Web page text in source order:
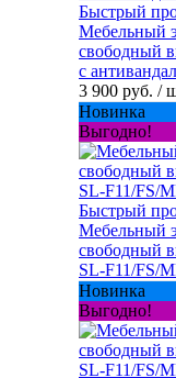
Быстрый
Мебельный
свободный
с
3 900 руб. /
Новинка
Выгодно!
Быстрый
Мебельный
свободный
SL-F11/FS/
Новинка
Выгодно!